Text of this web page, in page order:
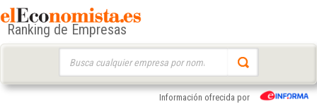
Ranking de Empresas
Información ofrecida por